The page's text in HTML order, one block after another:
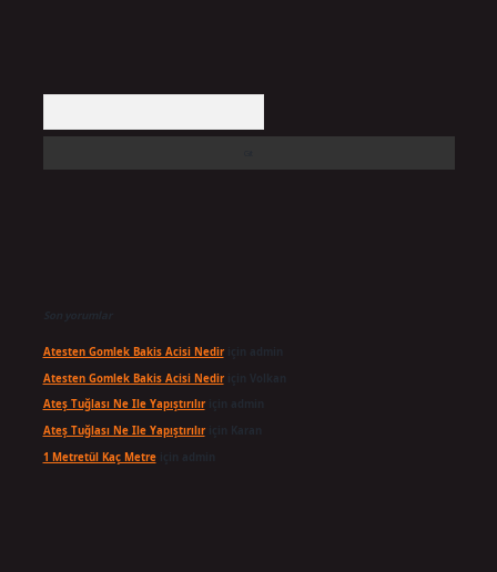
Son yorumlar
Atesten Gomlek Bakis Acisi Nediriçin
Atesten Gomlek Bakis Acisi Nediriçin
Ateş Tuğlası Ne Ile Yapıştırılıriçin
Ateş Tuğlası Ne Ile Yapıştırılıriçin
1 Metretül Kaç Metreiçin